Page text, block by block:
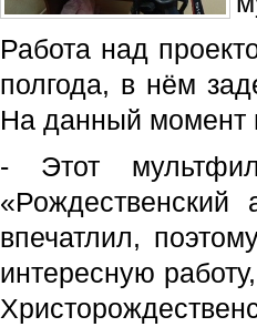
Работа над
полгода, в нём
На данный момент
- Этот
«Рождественский
впечатлил,
интересную